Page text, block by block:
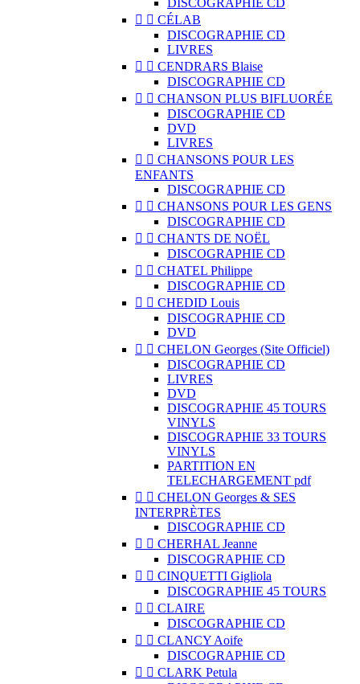
DISCOGRAPHIE CD
  CÉLAB
DISCOGRAPHIE CD
LIVRES
  CENDRARS Blaise
DISCOGRAPHIE CD
  CHANSON PLUS BIFLUORÉE
DISCOGRAPHIE CD
DVD
LIVRES
  CHANSONS POUR LES
ENFANTS
DISCOGRAPHIE CD
  CHANSONS POUR LES GENS
DISCOGRAPHIE CD
  CHANTS DE NOËL
DISCOGRAPHIE CD
  CHATEL Philippe
DISCOGRAPHIE CD
  CHEDID Louis
DISCOGRAPHIE CD
DVD
  CHELON Georges (Site Officiel)
DISCOGRAPHIE CD
LIVRES
DVD
DISCOGRAPHIE 45 TOURS
VINYLS
DISCOGRAPHIE 33 TOURS
VINYLS
PARTITION EN
TELECHARGEMENT pdf
  CHELON Georges & SES
INTERPRÈTES
DISCOGRAPHIE CD
  CHERHAL Jeanne
DISCOGRAPHIE CD
  CINQUETTI Gigliola
DISCOGRAPHIE 45 TOURS
  CLAIRE
DISCOGRAPHIE CD
  CLANCY Aoife
DISCOGRAPHIE CD
  CLARK Petula